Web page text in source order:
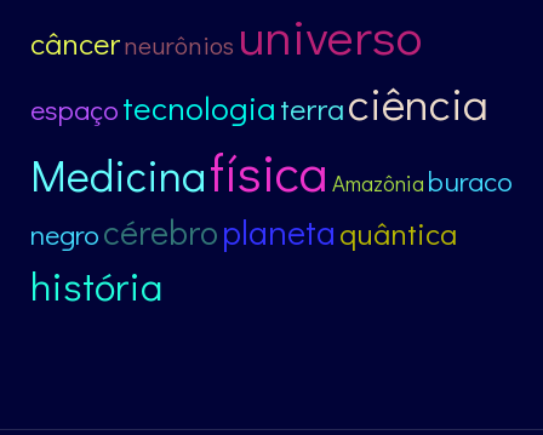
câncerneurônios universo
espaçotecnologiaterraciência
Medicinafísica Amazônia buraco
negrocérebroplanetaquântica
história